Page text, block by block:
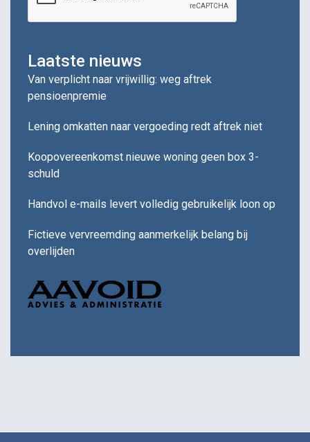
Laatste nieuws
Van verplicht naar vrijwillig: weg aftrek
pensioenpremie
Lening omkatten naar vergoeding redt aftrek niet
Koopovereenkomst nieuwe woning geen box 3-
schuld
Handvol e-mails levert volledig gebruikelijk loon op
Fictieve vervreemding aanmerkelijk belang bij
overlijden